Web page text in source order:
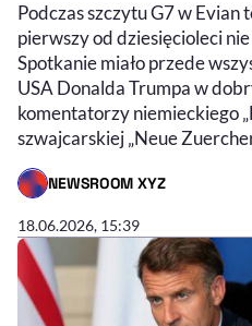
Podczas szczytu G7 w
pierwszy od dziesięcioleci
Spotkanie miało przede
USA Donalda Trumpa w
komentatorzy niemieckiego
szwajcarskiej „Neue
NEWSROOM XYZ
- AUTOR ARTYKUŁU - PROFIL
18.06.2026, 15:39